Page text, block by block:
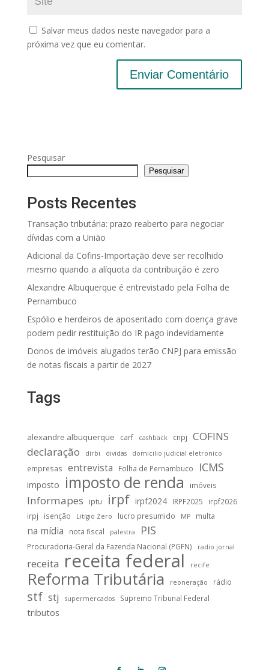
Salvar meus dados neste navegador para a
próxima vez que eu comentar.
Pesquisar
Pesquisar
Posts Recentes
Transação tributária: prazo reaberto para negociar
dívidas com a União
Adicional da Cofins-Importação deve ser recolhido
mesmo quando a alíquota da contribuição é zero
Alexandre Albuquerque é entrevistado pela Folha de
Pernambuco
Espólio e herdeiros de aposentado com doença grave
podem pedir restituição do IR pago indevidamente
Donos de imóveis alugados terão CNPJ para emissão
de notas fiscais a partir de 2027
Tags
alexandre albuquerque carf cashback cnpj
COFINS
declaração
dirbi dividas domicilio judicial eletronico
empresas entrevista Folha de Pernambuco ICMS
imposto imposto de renda imóveis
Informapes iptu irpf irpf2024 IRPF2025
irpf2026
irpj
isenção Litígio Zero lucro presumido MP multa
na mídia nota fiscal palestra PIS
Procuradoria-Geral da Fazenda Nacional (PGFN) radio jornal
receita receita federal recife
Reforma Tributária reoneração rádio
stf stj supermercados Supremo Tribunal Federal
tributos